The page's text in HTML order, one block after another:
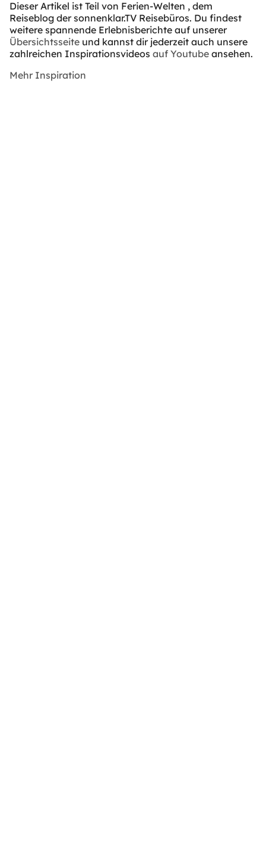
Dieser Artikel ist Teil von Ferien-Welten , dem
Reiseblog der sonnenklar.TV Reisebüros. Du findest
weitere spannende Erlebnisberichte auf unserer
Übersichtsseite und kannst dir jederzeit auch unsere
zahlreichen Inspirationsvideos auf Youtube ansehen.
Mehr Inspiration